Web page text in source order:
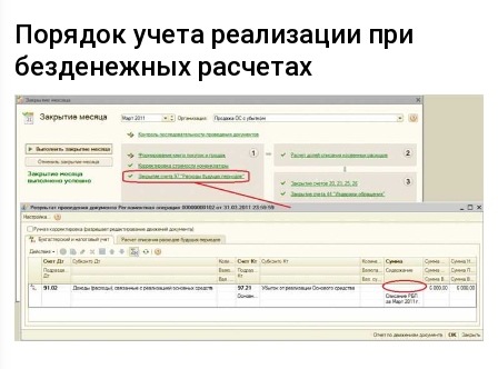
Порядок учета реализации при
безденежных расчетах